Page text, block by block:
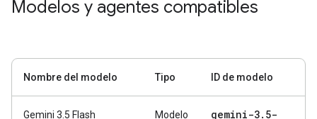
Modelos y agentes compatibles
Nombre del modelo Tipo ID de modelo
Gemini 3.5 Flash Modelo gemini-3. 5-